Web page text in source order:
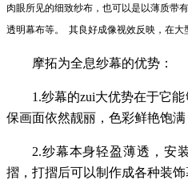
肉眼所见的细致纱布，也可以是以薄质带
透明幕布等。 其良好成像视效反映，在大
摩拓为全息纱幕的优势：
1.纱幕的zui大优势在于它
保画面依然靓丽，色彩鲜艳饱满
2.纱幕本身轻盈薄透，安
摺，打摺后可以制作成各种装饰